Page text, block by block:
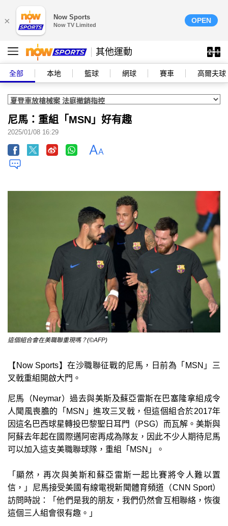
× Now Sports
Now TV Limited
OPEN
其他運動
全部 本地 籃球 網球 賽車 高爾夫球
尼馬：重組「MSN」好有趣
2025/01/08 16:29
這個組合會在美職聯重現嗎？(©AFP)
【Now Sports】在沙職聯征戰的尼馬，日前為「MSN」三
叉戟重組開啟大門。
尼馬（Neymar）過去與美斯及蘇亞雷斯在巴塞隆拿組成令
人聞風喪膽的「MSN」進攻三叉戟，但這個組合於2017年
因這名巴西球星轉投巴黎聖日耳門（PSG）而瓦解。美斯與
阿蘇去年起在國際邁阿密再成為隊友，因此不少人期待尼馬
可以加入這支美職聯球隊，重組「MSN」。
「顯然，再次與美斯和蘇亞雷斯一起比賽將令人難以置
信，」尼馬接受美國有線電視新聞體育頻道（CNN Sport）
訪問時說：「他們是我的朋友，我們仍然會互相聯絡，恢復
這個三人組會很有趣。」